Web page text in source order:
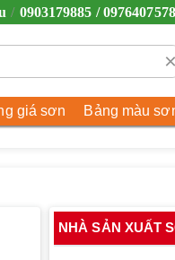
0903179885 /
×
giá sơn Bảng màu
NHÀ SẢN XUẤT